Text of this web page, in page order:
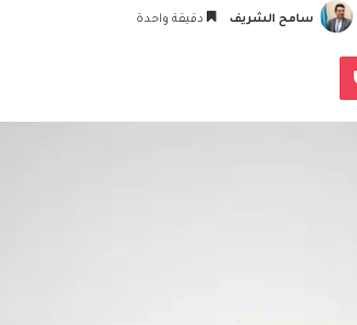
سامح الشريف دقيقة واحدة